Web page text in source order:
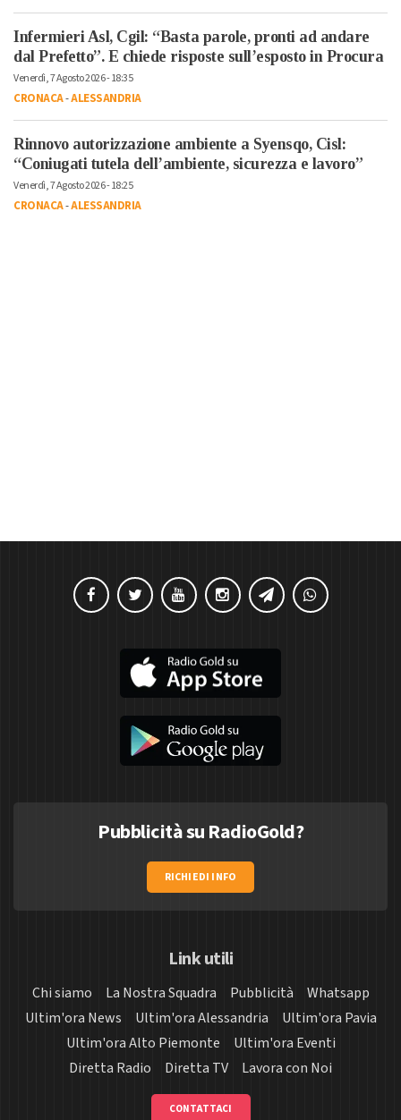
Infermieri Asl, Cgil: “Basta parole, pronti ad andare
dal Prefetto”. E chiede risposte sull’esposto in Procura
Venerdì, 7 Agosto 2026 - 18:35
CRONACA-ALESSANDRIA
Rinnovo autorizzazione ambiente a Syensqo, Cisl:
“Coniugati tutela dell’ambiente, sicurezza e lavoro”
Venerdì, 7 Agosto 2026 - 18:25
CRONACA-ALESSANDRIA
Pubblicità su RadioGold?
RICHIEDI INFO
Link utili
Chi siamo La Nostra Squadra Pubblicità
Whatsapp
Ultim'ora News
Ultim'ora Alessandria
Ultim'ora Pavia
Ultim'ora Alto Piemonte
Ultim'ora Eventi
Diretta Radio
Diretta TV Lavora con Noi
CONTATTACI